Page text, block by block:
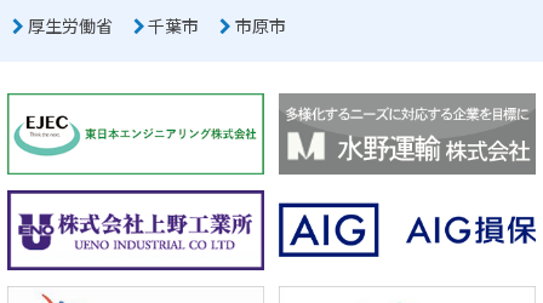
厚生労働省
千葉市 市原市